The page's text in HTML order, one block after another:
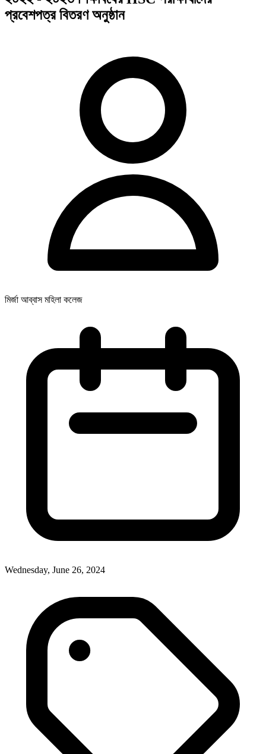
প্রবেশপত্র বিতরণ অনুষ্ঠান
মির্জা আব্বাস মহিলা কলেজ
Wednesday, June 26, 2024